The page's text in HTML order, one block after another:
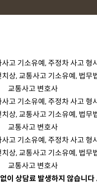
이 상담료 발생하지 않습니